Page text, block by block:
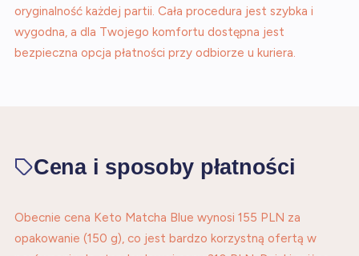
oryginalność każdej partii. Cała procedura jest szybka i
wygodna, a dla Twojego komfortu dostępna jest
bezpieczna opcja płatności przy odbiorze u kuriera.
Cena i sposoby płatności
Obecnie cena Keto Matcha Blue wynosi 155 PLN za
opakowanie (150 g), co jest bardzo korzystną ofertą w